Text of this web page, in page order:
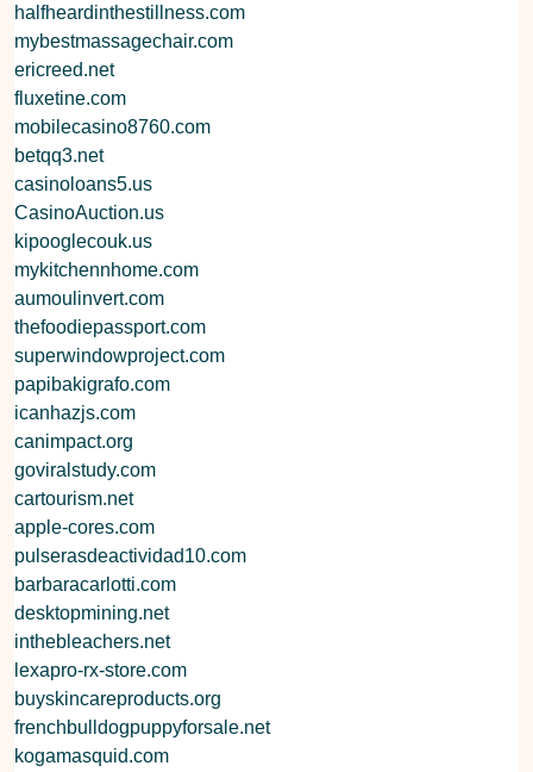
halfheardinthestillness.com
mybestmassagechair.com
ericreed.net
fluxetine.com
mobilecasino8760.com
betqq3.net
casinoloans5.us
CasinoAuction.us
kipooglecouk.us
mykitchennhome.com
aumoulinvert.com
thefoodiepassport.com
superwindowproject.com
papibakigrafo.com
icanhazjs.com
canimpact.org
goviralstudy.com
cartourism.net
apple-cores.com
pulserasdeactividad10.com
barbaracarlotti.com
desktopmining.net
inthebleachers.net
lexapro-rx-store.com
buyskincareproducts.org
frenchbulldogpuppyforsale.net
kogamasquid.com